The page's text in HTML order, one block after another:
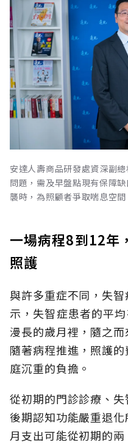
安達人壽商品研發處資深副
問題，需及早盤點現有保障
襲時，為照顧者爭取喘息空間
一場病程8到12年
照護
與許多重症不同，失
示，失智症患者的平
漫長的歲月裡，隨之
隨著病程推進，照護
庭沉重的負擔。
從初期的門診診療、
後期認知功能嚴重退
月支出可能從初期的